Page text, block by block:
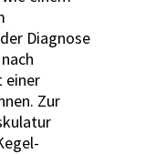
Diagnose
einer
Zur